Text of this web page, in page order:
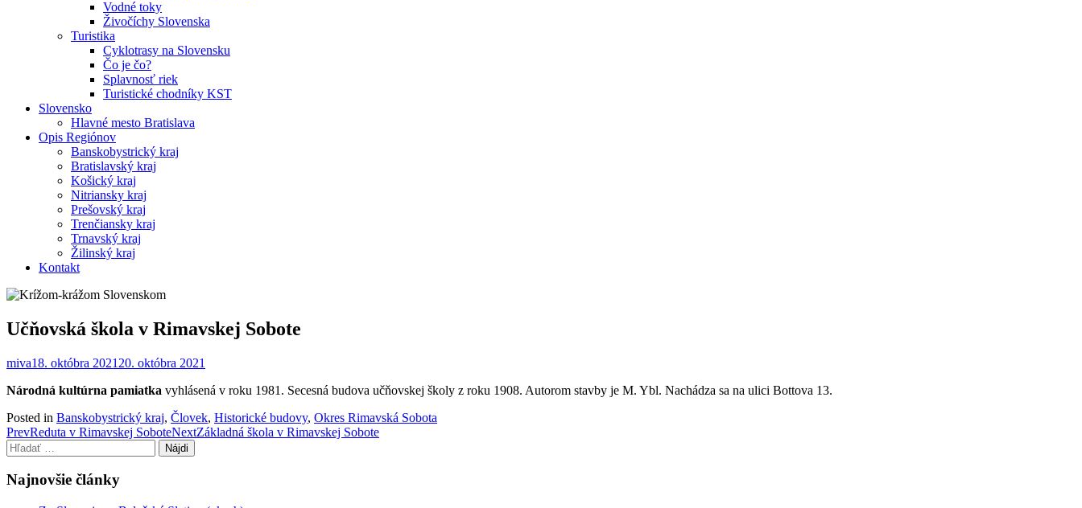
Vodné toky
Živočíchy Slovenska
Turistika
Cyklotrasy na Slovensku
Čo je čo?
Splavnosť riek
Turistické chodníky KST
Slovensko
Hlavné mesto Bratislava
Opis Regiónov
Banskobystrický kraj
Bratislavský kraj
Košický kraj
Nitriansky kraj
Prešovský kraj
Trenčiansky kraj
Trnavský kraj
Žilinský kraj
Kontakt
Učňovská škola v Rimavskej Sobote
miva18. októbra 2021 20. októbra 2021
Národná kultúrna pamiatka vyhlásená v roku 1981. Secesná budova učňovskej školy z roku 1908. Autorom stavby je M. Ybl. Nachádza sa na ulici Bottova 13.
Posted in Banskobystrický kraj, Človek, Historické budovy, Okres Rimavská Sobota
Post
navigation
PrevReduta v Rimavskej SoboteNextZákladná škola v Rimavskej Sobote
Hľadať:
Najnovšie články